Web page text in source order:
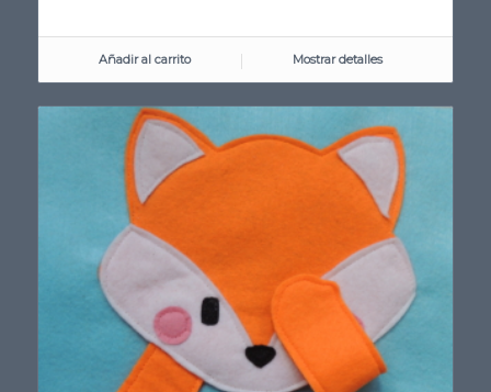
Añadir al carrito Mostrar detalles